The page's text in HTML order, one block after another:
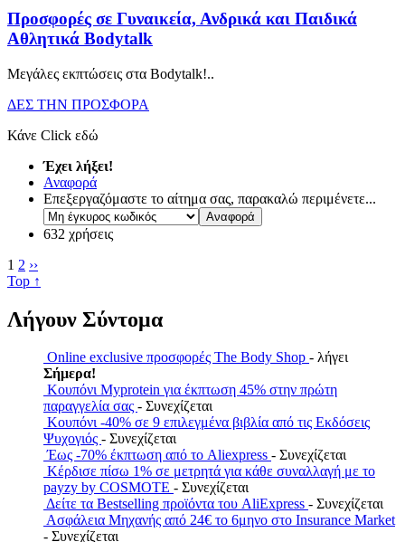
Προσφορές σε Γυναικεία, Ανδρικά και Παιδικά
Αθλητικά Bodytalk
Μεγάλες εκπτώσεις στα Bodytalk!..
ΔΕΣ ΤΗΝ ΠΡΟΣΦΟΡΑ
Κάνε Click εδώ
Έχει λήξει!
Αναφορά
Επεξεργαζόμαστε το αίτημα σας, παρακαλώ περιμένετε...
632 χρήσεις
1 2 ››
Top ↑
Λήγουν Σύντομα
Online exclusive προσφορές The Body Shop - λήγει
Σήμερα!
Κουπόνι Myprotein για έκπτωση 45% στην πρώτη
παραγγελία σας - Συνεχίζεται
Κουπόνι -40% σε 9 επιλεγμένα βιβλία από τις Εκδόσεις
Ψυχογιός - Συνεχίζεται
Έως -70% έκπτωση από το Aliexpress - Συνεχίζεται
Κέρδισε πίσω 1% σε μετρητά για κάθε συναλλαγή με το
payzy by COSMOTE - Συνεχίζεται
Δείτε τα Bestselling προϊόντα του AliExpress - Συνεχίζεται
Ασφάλεια Μηχανής από 24€ το 6μηνο στο Insurance Market
- Συνεχίζεται